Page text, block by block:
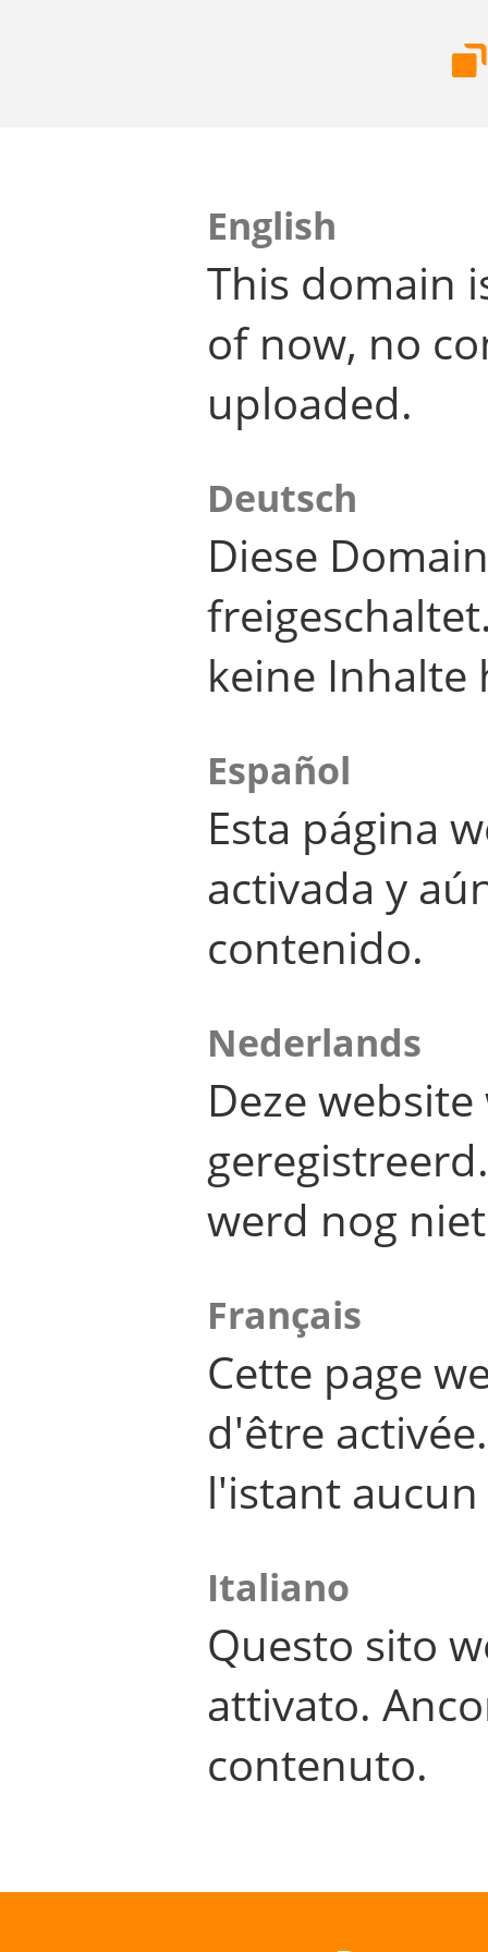
English
This domain
of now, no
uploaded.
Deutsch
Diese
keine Inhalte
Español
Esta página
activada y
contenido.
Nederlands
Deze
werd nog
Français
Cette page
d'être
l'istant
Italiano
Questo sito
attivato.
contenuto.